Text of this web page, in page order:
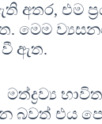
අතර, එම
මෙම
වී ඇත.
බවත් එය